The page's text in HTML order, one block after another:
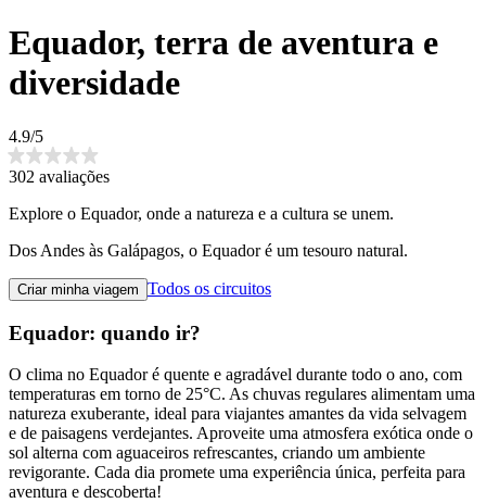
Equador, terra de aventura e
diversidade
4.9/5
302 avaliações
Explore o Equador, onde a natureza e a cultura se unem.
Dos Andes às Galápagos, o Equador é um tesouro natural.
Criar minha viagem Todos os circuitos
Equador: quando ir?
O clima no Equador é quente e agradável durante todo o ano, com
temperaturas em torno de 25°C. As chuvas regulares alimentam uma
natureza exuberante, ideal para viajantes amantes da vida selvagem
e de paisagens verdejantes. Aproveite uma atmosfera exótica onde o
sol alterna com aguaceiros refrescantes, criando um ambiente
revigorante. Cada dia promete uma experiência única, perfeita para
aventura e descoberta!